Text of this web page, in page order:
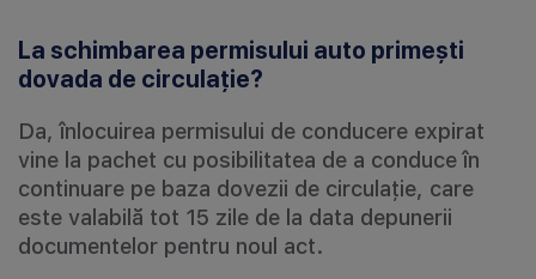
La schimbarea permisului auto primești
dovada de circulație?
Da, înlocuirea permisului de conducere expirat
vine la pachet cu posibilitatea de a conduce în
continuare pe baza dovezii de circulație, care
este valabilă tot 15 zile de la data depunerii
documentelor pentru noul act.